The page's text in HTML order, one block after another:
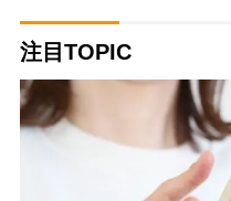
注目TOPIC